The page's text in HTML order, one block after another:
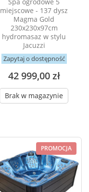
miejscowe - 137 dysz
Magma Gold
230x230x97cm
hydromasaz w stylu
Jacuzzi
Zapytaj o dostępność
42 999,00 zł
Brak w magazynie
PROMOCJA